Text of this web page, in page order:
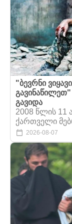
"ბევრნი
გავიდა
2008 წლის 11
ქართველი
2026-08-07